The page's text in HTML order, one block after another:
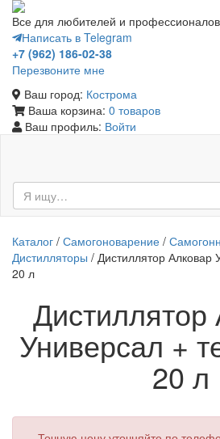
Все для любителей и профессионалов
Написать в Telegram
+7 (962) 186-02-38
Перезвоните мне
Ваш город: Кострома
Ваша корзина: 0 товаров
Ваш профиль: Войти
Каталог / Самогоноварение /
Дистилляторы / Дистиллятор Алковар
20 л
Дистиллятор
Универсал +
20 л